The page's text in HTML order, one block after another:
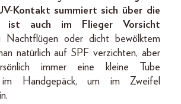
Kontakt summiert sich über die
ist auch im Flieger Vorsicht
Nachtflügen oder dicht bewölktem
natürlich auf SPF verzichten, aber
immer eine kleine Tube
im Handgepäck, um im Zweifel